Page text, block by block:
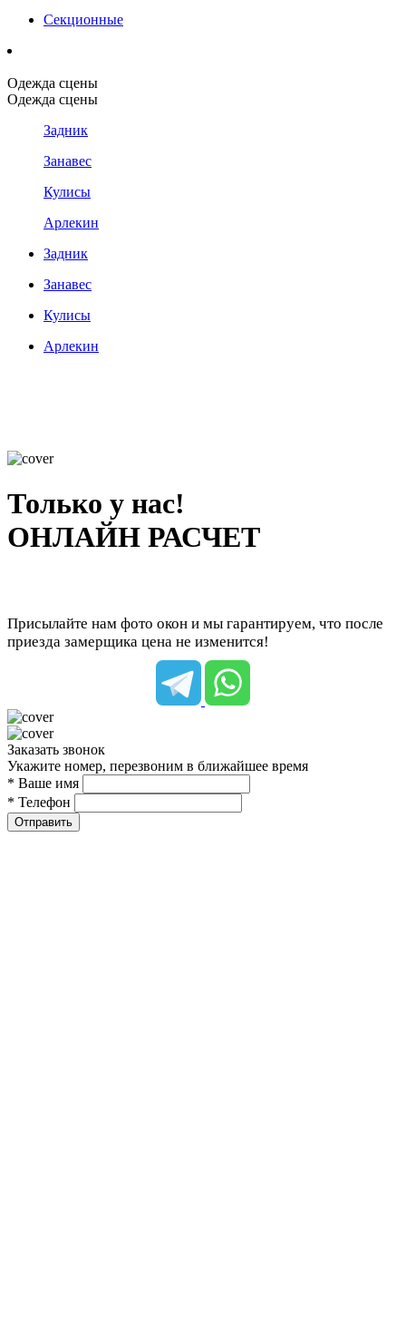
Секционные
Одежда сцены
Одежда сцены
Задник
Занавес
Кулисы
Арлекин
Задник
Занавес
Кулисы
Арлекин
Только у нас!
ОНЛАЙН РАСЧЕТ
Присылайте нам фото окон и мы гарантируем, что после
приезда замерщика цена не изменится!
Заказать звонок
Укажите номер, перезвоним в ближайшее время
* Ваше имя
* Телефон
Отправить